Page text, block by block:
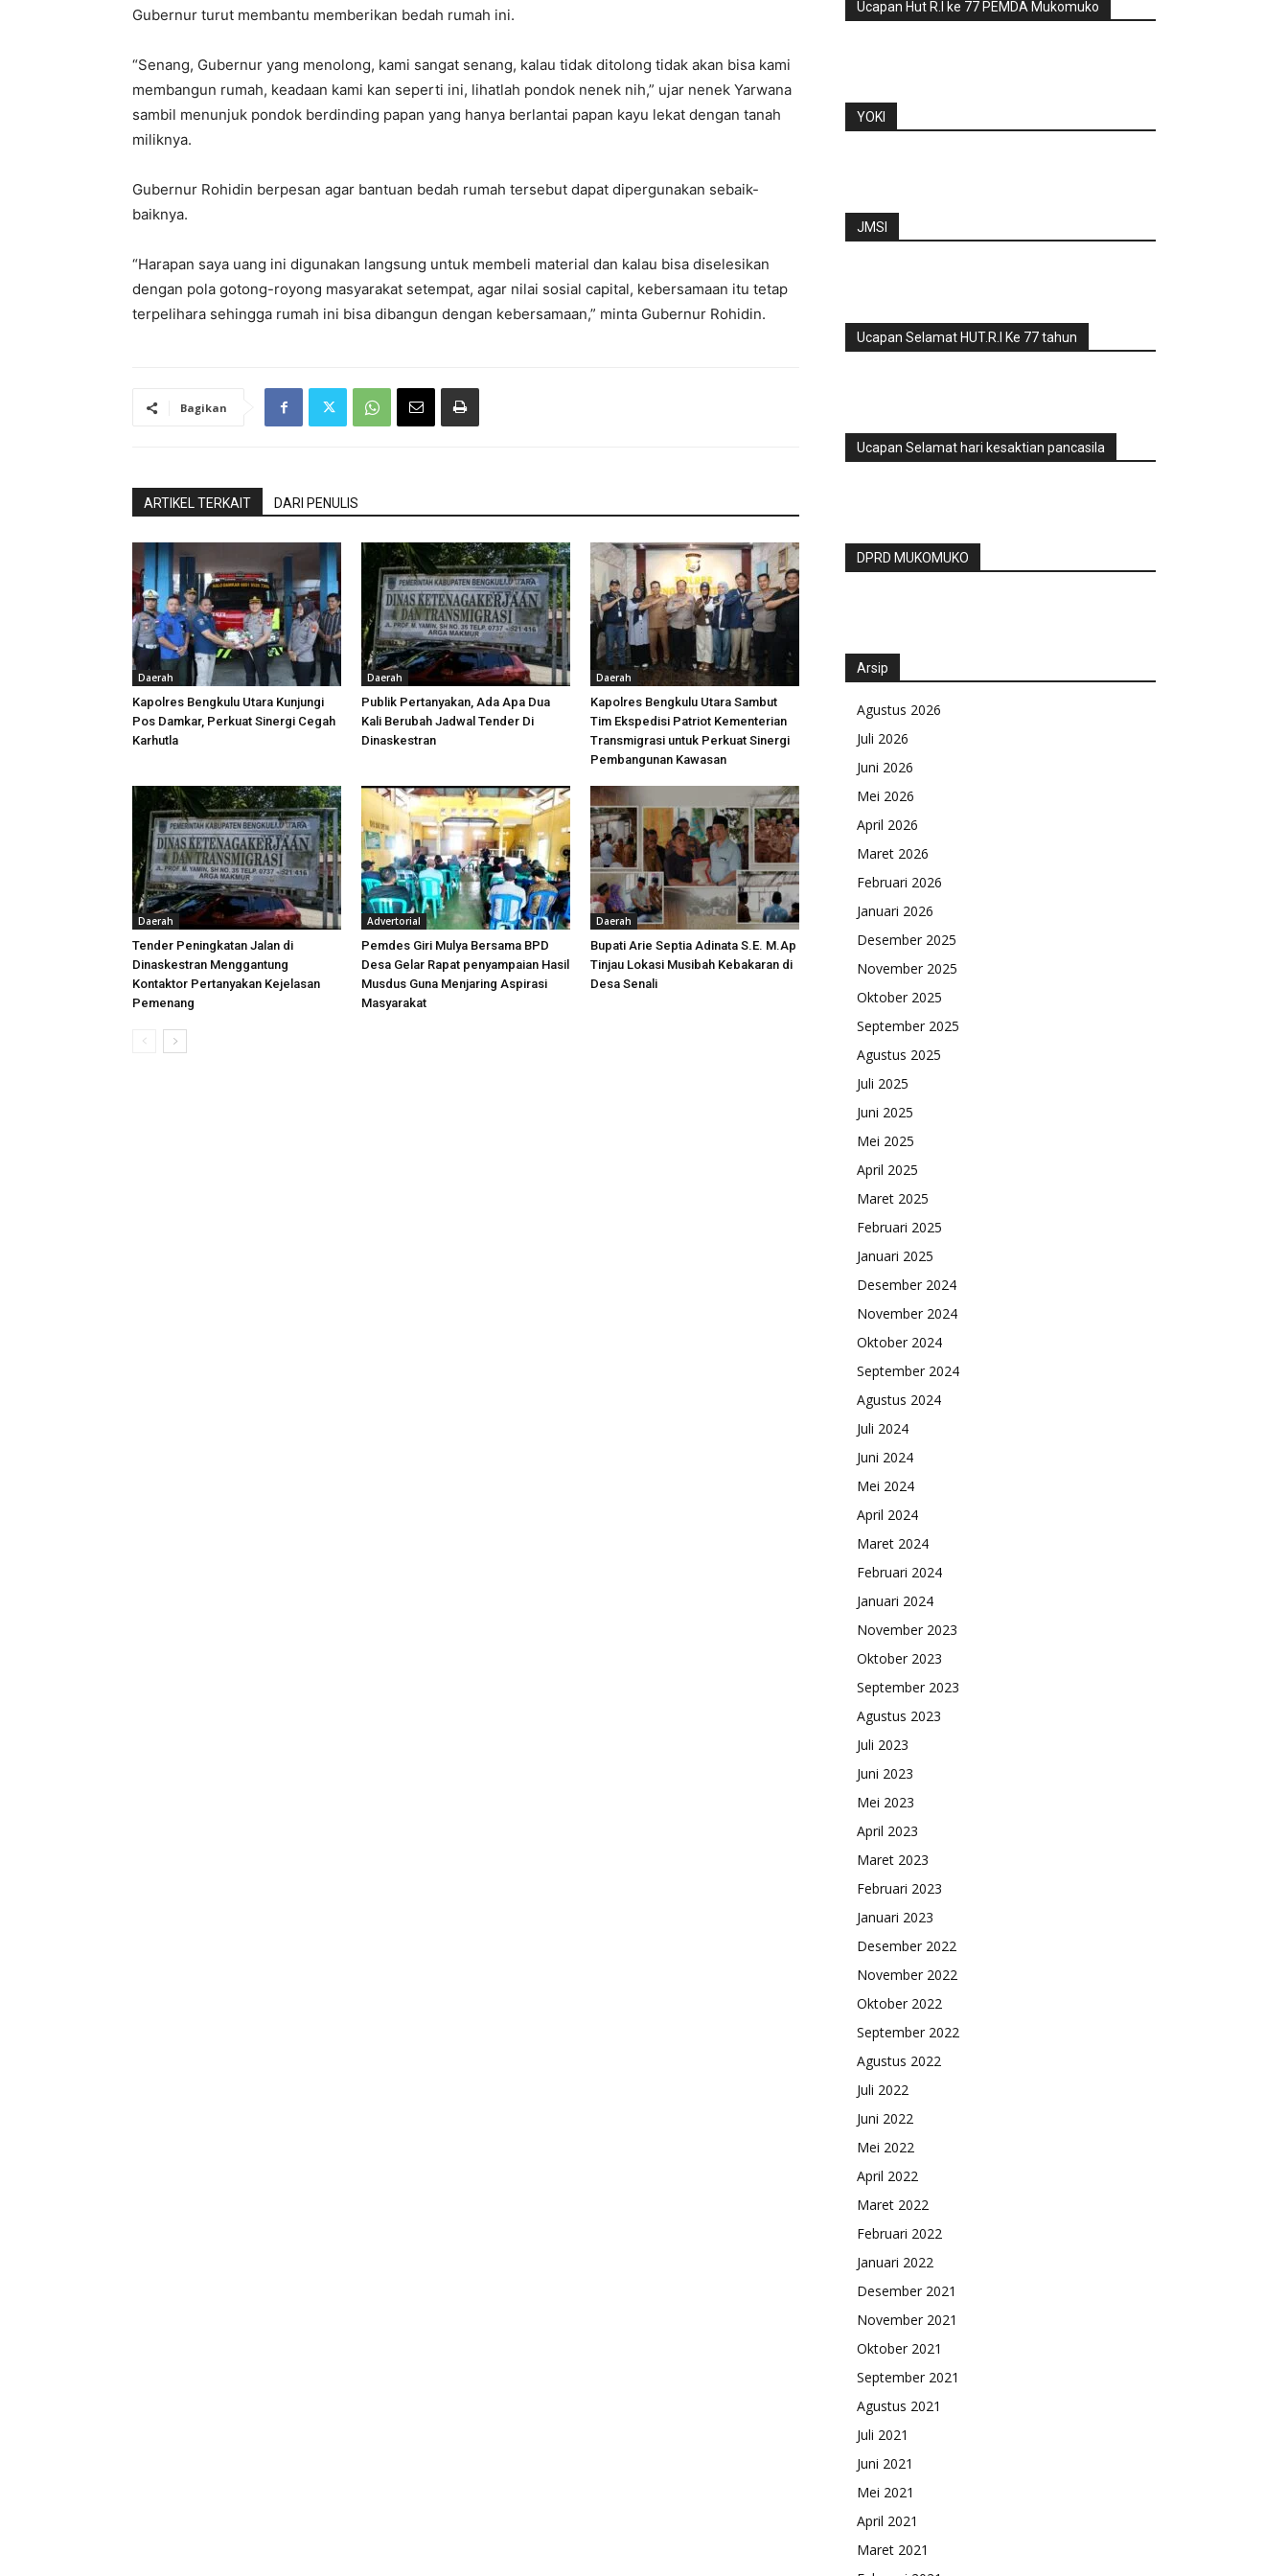
Gubernur turut membantu memberikan bedah rumah ini.
“Senang, Gubernur yang menolong, kami sangat senang, kalau tidak ditolong tidak akan bisa kami
membangun rumah, keadaan kami kan seperti ini, lihatlah pondok nenek nih,” ujar nenek Yarwana
sambil menunjuk pondok berdinding papan yang hanya berlantai papan kayu lekat dengan tanah
miliknya.
Gubernur Rohidin berpesan agar bantuan bedah rumah tersebut dapat dipergunakan sebaik-
baiknya.
“Harapan saya uang ini digunakan langsung untuk membeli material dan kalau bisa diselesikan
dengan pola gotong-royong masyarakat setempat, agar nilai sosial capital, kebersamaan itu tetap
terpelihara sehingga rumah ini bisa dibangun dengan kebersamaan,” minta Gubernur Rohidin.
Bagikan
ARTIKEL TERKAIT DARI PENULIS
Daerah
Kapolres Bengkulu Utara Kunjungi
Pos Damkar, Perkuat Sinergi Cegah
Karhutla
Daerah
Publik Pertanyakan, Ada Apa Dua
Kali Berubah Jadwal Tender Di
Dinaskestran
Daerah
Kapolres Bengkulu Utara Sambut
Tim Ekspedisi Patriot Kementerian
Transmigrasi untuk Perkuat Sinergi
Pembangunan Kawasan
Daerah
Tender Peningkatan Jalan di
Dinaskestran Menggantung
Kontaktor Pertanyakan Kejelasan
Pemenang
Advertorial
Pemdes Giri Mulya Bersama BPD
Desa Gelar Rapat penyampaian Hasil
Musdus Guna Menjaring Aspirasi
Masyarakat
Daerah
Bupati Arie Septia Adinata S.E. M.Ap
Tinjau Lokasi Musibah Kebakaran di
Desa Senali
Ucapan Hut R.I ke 77 PEMDA Mukomuko
YOKI
JMSI
Ucapan Selamat HUT.R.I Ke 77 tahun
Ucapan Selamat hari kesaktian pancasila
DPRD MUKOMUKO
Arsip
Agustus 2026
Juli 2026
Juni 2026
Mei 2026
April 2026
Maret 2026
Februari 2026
Januari 2026
Desember 2025
November 2025
Oktober 2025
September 2025
Agustus 2025
Juli 2025
Juni 2025
Mei 2025
April 2025
Maret 2025
Februari 2025
Januari 2025
Desember 2024
November 2024
Oktober 2024
September 2024
Agustus 2024
Juli 2024
Juni 2024
Mei 2024
April 2024
Maret 2024
Februari 2024
Januari 2024
November 2023
Oktober 2023
September 2023
Agustus 2023
Juli 2023
Juni 2023
Mei 2023
April 2023
Maret 2023
Februari 2023
Januari 2023
Desember 2022
November 2022
Oktober 2022
September 2022
Agustus 2022
Juli 2022
Juni 2022
Mei 2022
April 2022
Maret 2022
Februari 2022
Januari 2022
Desember 2021
November 2021
Oktober 2021
September 2021
Agustus 2021
Juli 2021
Juni 2021
Mei 2021
April 2021
Maret 2021